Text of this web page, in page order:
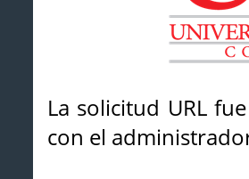
La solicitud URL
con el